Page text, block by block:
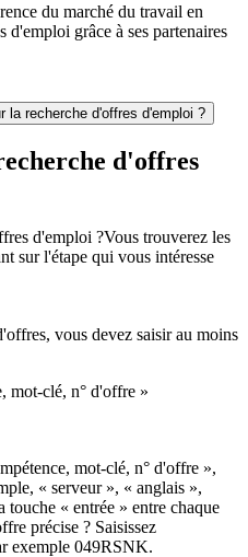
du marché du travail en
grâce à ses partenaires
la recherche d'offres d'emploi ?
d'offres
d'emploi ?Vous trouverez les
sur l'étape qui vous intéresse
vous devez saisir au moins
mot-clé, n° d'offre »
mot-clé, n° d'offre »,
« serveur », « anglais »,
touche « entrée » entre chaque
précise ? Saisissez
exemple 049RSNK.